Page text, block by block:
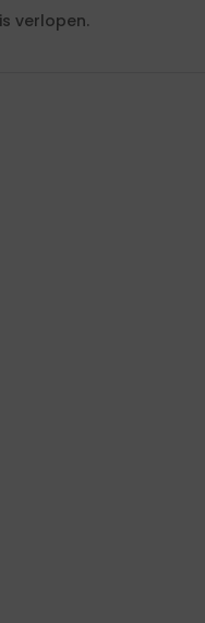
verlopen.